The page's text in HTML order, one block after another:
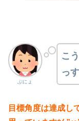
ぷにょ
こ
っ
目標角度は達成し